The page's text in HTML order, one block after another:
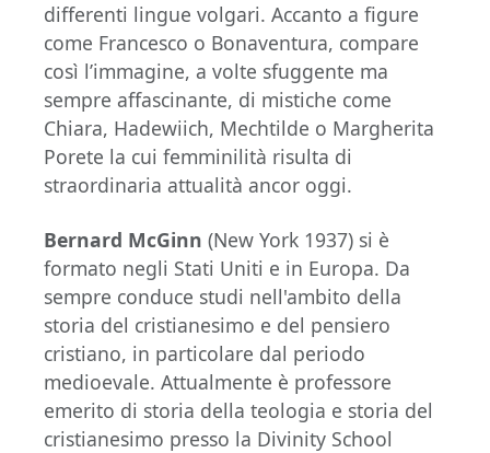
differenti lingue volgari. Accanto a figure
come Francesco o Bonaventura, compare
così l’immagine, a volte sfuggente ma
sempre affascinante, di mistiche come
Chiara, Hadewiich, Mechtilde o Margherita
Porete la cui femminilità risulta di
straordinaria attualità ancor oggi.
Bernard McGinn (New York 1937) si è
formato negli Stati Uniti e in Europa. Da
sempre conduce studi nell'ambito della
storia del cristianesimo e del pensiero
cristiano, in particolare dal periodo
medioevale. Attualmente è professore
emerito di storia della teologia e storia del
cristianesimo presso la Divinity School